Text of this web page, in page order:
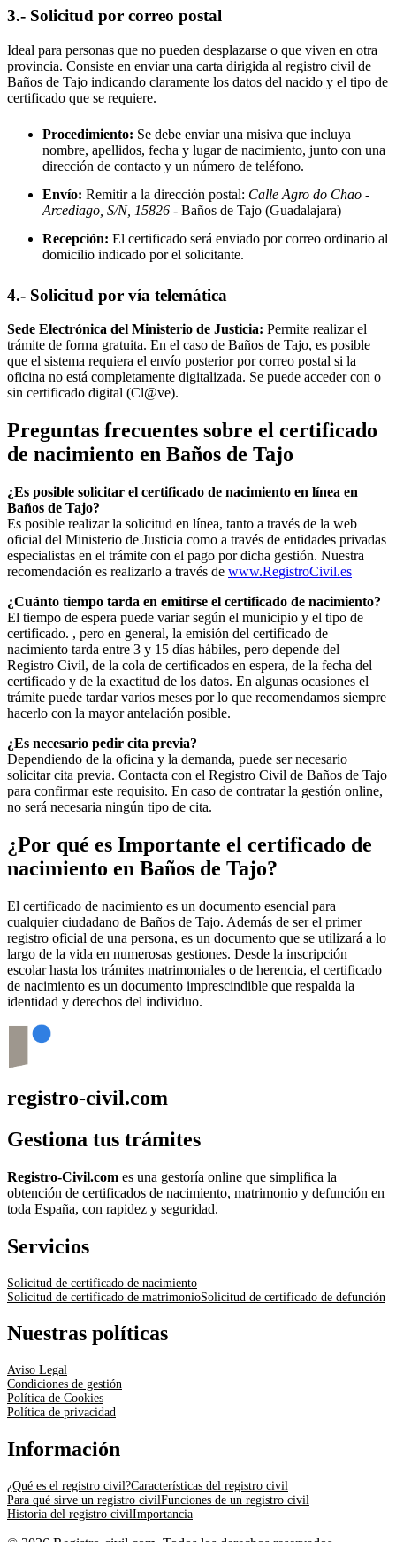
3.- Solicitud por correo postal
Ideal para personas que no pueden desplazarse o que viven en otra
provincia. Consiste en enviar una carta dirigida al registro civil de
Baños de Tajo indicando claramente los datos del nacido y el tipo de
certificado que se requiere.
Procedimiento: Se debe enviar una misiva que incluya
nombre, apellidos, fecha y lugar de nacimiento, junto con una
dirección de contacto y un número de teléfono.
Envío: Remitir a la dirección postal: Calle Agro do Chao -
Arcediago, S/N, 15826 - Baños de Tajo (Guadalajara)
Recepción: El certificado será enviado por correo ordinario al
domicilio indicado por el solicitante.
4.- Solicitud por vía telemática
Sede Electrónica del Ministerio de Justicia: Permite realizar el
trámite de forma gratuita. En el caso de Baños de Tajo, es posible
que el sistema requiera el envío posterior por correo postal si la
oficina no está completamente digitalizada. Se puede acceder con o
sin certificado digital (Cl@ve).
Preguntas frecuentes sobre el certificado
de nacimiento en Baños de Tajo
¿Es posible solicitar el certificado de nacimiento en línea en
Baños de Tajo?
Es posible realizar la solicitud en línea, tanto a través de la web
oficial del Ministerio de Justicia como a través de entidades privadas
especialistas en el trámite con el pago por dicha gestión. Nuestra
recomendación es realizarlo a través de www.RegistroCivil.es
¿Cuánto tiempo tarda en emitirse el certificado de nacimiento?
El tiempo de espera puede variar según el municipio y el tipo de
certificado. , pero en general, la emisión del certificado de
nacimiento tarda entre 3 y 15 días hábiles, pero depende del
Registro Civil, de la cola de certificados en espera, de la fecha del
certificado y de la exactitud de los datos. En algunas ocasiones el
trámite puede tardar varios meses por lo que recomendamos siempre
hacerlo con la mayor antelación posible.
¿Es necesario pedir cita previa?
Dependiendo de la oficina y la demanda, puede ser necesario
solicitar cita previa. Contacta con el Registro Civil de Baños de Tajo
para confirmar este requisito. En caso de contratar la gestión online,
no será necesaria ningún tipo de cita.
¿Por qué es Importante el certificado de
nacimiento en Baños de Tajo?
El certificado de nacimiento es un documento esencial para
cualquier ciudadano de Baños de Tajo. Además de ser el primer
registro oficial de una persona, es un documento que se utilizará a lo
largo de la vida en numerosas gestiones. Desde la inscripción
escolar hasta los trámites matrimoniales o de herencia, el certificado
de nacimiento es un documento imprescindible que respalda la
identidad y derechos del individuo.
registro-civil.com
Gestiona tus trámites
Registro-Civil.com es una gestoría online que simplifica la
obtención de certificados de nacimiento, matrimonio y defunción en
toda España, con rapidez y seguridad.
Servicios
Solicitud de certificado de nacimiento
Solicitud de certificado de matrimonioSolicitud de certificado de defunción
Nuestras políticas
Aviso Legal
Condiciones de gestión
Política de Cookies
Política de privacidad
Información
¿Qué es el registro civil?Características del registro civil
Para qué sirve un registro civilFunciones de un registro civil
Historia del registro civilImportancia